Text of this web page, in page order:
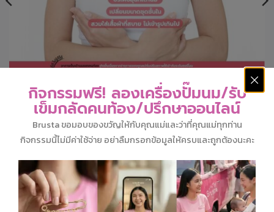
วิธีบรรเทาอาการเจ็บคัดเต้านม
กิจกรรมฟรี! ลองเครื่องปั๊มนม/รับ
เข็มกลัดคนท้อง/ปรึกษาออนไลน์
Brusta ขอมอบของขวัญให้กับคุณแม่และว่าที่คุณแม่ทุกท่าน
กิจกรรมนี้ไม่มีค่าใช้จ่าย อย่าลืมกรอกข้อมูลให้ครบและถูกต้องนะคะ